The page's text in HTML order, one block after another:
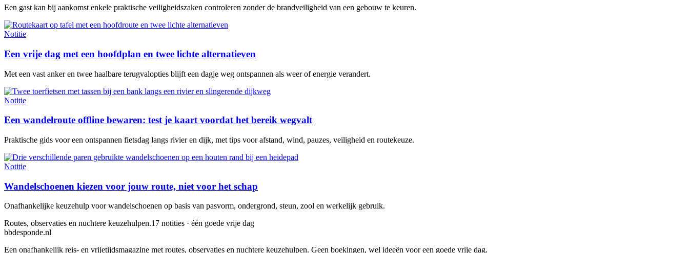
Een gast kan bij aankomst enkele praktische veiligheidszaken controleren zonder de brandveiligheid van een gebouw te keuren.
Notitie
Een vrije dag met een hoofdplan en twee lichte alternatieven
Met een vast anker en twee haalbare terugvalopties blijft een dagje weg ontspannen als weer of energie verandert.
Notitie
Een wandelroute offline bewaren: test je kaart voordat het bereik wegvalt
Praktische gids voor een ontspannen fietsdag langs rivier en dijk, met tips voor afstand, wind, pauzes, veiligheid en routekeuze.
Notitie
Wandelschoenen kiezen voor jouw route, niet voor het schap
Onafhankelijke keuzehulp voor wandelschoenen op basis van pasvorm, ondergrond, steun, zool en werkelijk gebruik.
Routes, observaties en nuchtere keuzehulpen.17 notities · één goede vrije dag
bbdesponde.nl
Een onafhankelijk reis- en vrijetijdsmagazine met routes, observaties en nuchtere keuzehulpen. Geen boekingen, wel ideeën voor een goede vrije dag.